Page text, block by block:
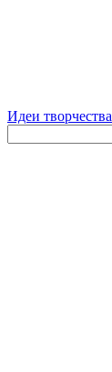
Идеи творчества